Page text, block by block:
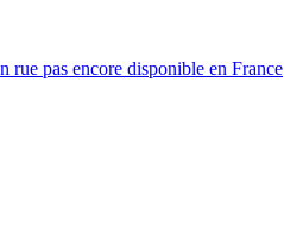
rue pas encore disponible en France